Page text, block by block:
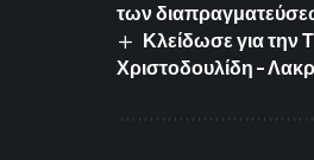
των
Κλείδωσε για την
Χριστοδουλίδη –